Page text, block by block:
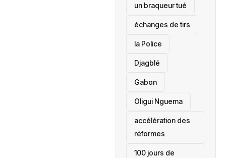
un braqueur tué
échanges de tirs
la Police
Djagblé
Gabon
Oligui Nguema
accélération des
réformes
100 jours de